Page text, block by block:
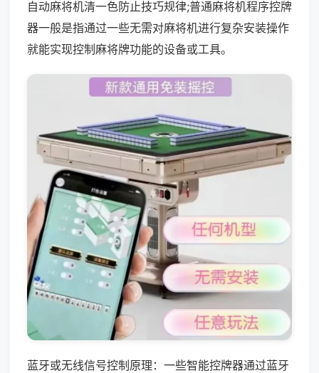
自动麻将机清一色防止技巧规律;普通麻将机程序控牌
器一般是指通过一些无需对麻将机进行复杂安装操作
就能实现控制麻将牌功能的设备或工具。
蓝牙或无线信号控制原理：一些智能控牌器通过蓝牙